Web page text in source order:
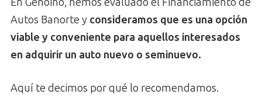
Autos Banorte y consideramos que es una opción
viable y conveniente para aquellos interesados
en adquirir un auto nuevo o seminuevo.
Aquí te decimos por qué lo recomendamos.